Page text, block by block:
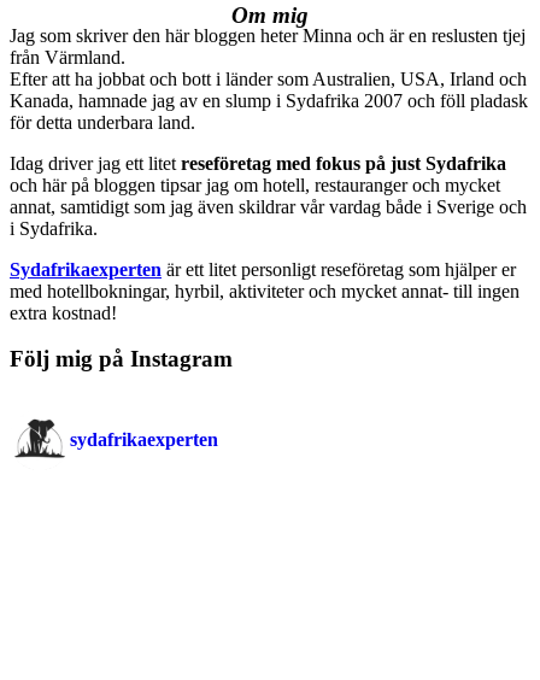
Om mig
Jag som skriver den här bloggen heter Minna och är en reslusten tjej
från Värmland.
Efter att ha jobbat och bott i länder som Australien, USA, Irland och
Kanada, hamnade jag av en slump i Sydafrika 2007 och föll pladask
för detta underbara land.
Idag driver jag ett litet reseföretag med fokus på just Sydafrika
och här på bloggen tipsar jag om hotell, restauranger och mycket
annat, samtidigt som jag även skildrar vår vardag både i Sverige och
i Sydafrika.
Sydafrikaexperten är ett litet personligt reseföretag som hjälper er
med hotellbokningar, hyrbil, aktiviteter och mycket annat- till ingen
extra kostnad!
Följ mig på Instagram
sydafrikaexperten